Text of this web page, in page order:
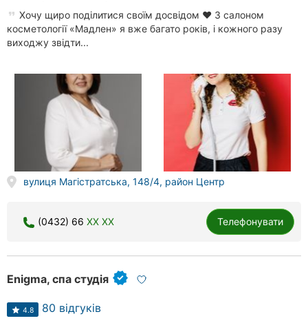
Хочу щиро поділитися своїм досвідом ❤️ З салоном
косметології «Мадлен» я вже багато років, і кожного разу
виходжу звідти...
вулиця Магістратська, 148/4, район Центр
(0432) 66 XX XX Телефонувати
Enigma, спа студія
4.8 80 відгуків